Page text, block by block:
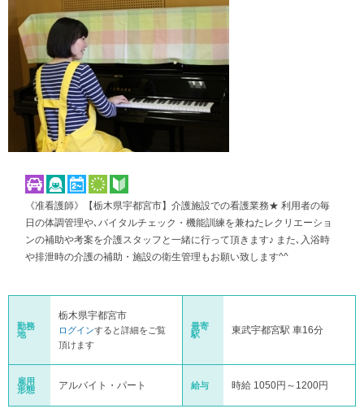
《准看護師》【栃木県宇都宮市】介護施設での看護業務★ 利用者の毎
日の体調管理や､バイタルチェック・機能訓練を兼ねたレクリエーショ
ンの補助や考案を介護スタッフと一緒に行って頂きます♪ また､入浴時
や排泄時の介護の補助・施設の衛生管理もお願い致します^^
勤務
地
栃木県宇都宮市
ログインすると詳細をご覧
頂けます
最寄
駅
東武宇都宮駅 車16分
雇用
形態
アルバイト・パート 給与 時給 1050円～1200円